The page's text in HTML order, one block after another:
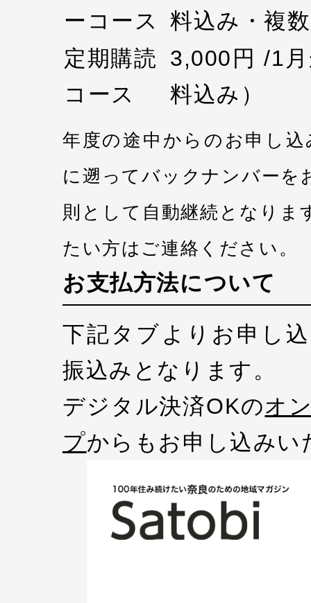
ーコース
料込み・複
定期購読
コース
3,000円 /1
料込み）
年度の途中からのお申し
に遡ってバックナンバーを
則として自動継続となりま
たい方はご連絡ください。
お支払方法について
下記タブよりお申し
振込みとなります。
デジタル決済OKのオ
プからもお申し込みい